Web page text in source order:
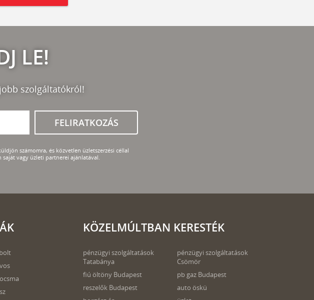
LE!
szolgáltatókról!
FELIRATKOZÁS
számomra, és közvetlen üzletszerzési céllal
saját vagy üzleti partnerei ajánlatával.
KÖZELMÚLTBAN KERESTÉK
pénzügyi szolgáltatások
Tatabánya
fiú öltöny Budapest
reszelők Budapest
pénzügyi szolgáltatások
Csömör
pb gaz Budapest
auto öskü